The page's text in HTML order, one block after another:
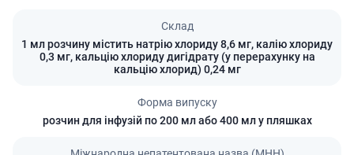
Склад
1 мл розчину містить натрію хлориду 8,6 мг, калію хлориду
0,3 мг, кальцію хлориду дигідрату (у перерахунку на
кальцію хлорид) 0,24 мг
Форма випуску
розчин для інфузій по 200 мл або 400 мл у пляшках